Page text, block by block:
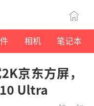
相机 笔记本
京东方屏，
Ultra